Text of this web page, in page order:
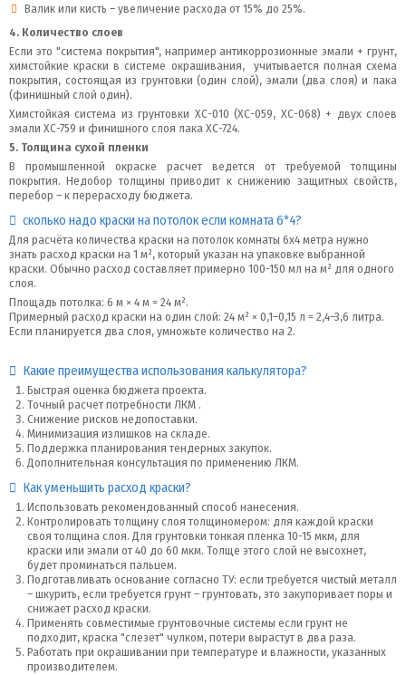
Валик или кисть – увеличение расхода от 15% до 25%.
4. Количество слоев
Если это "система покрытия", например антикоррозионные эмали + грунт,
химстойкие краски в системе окрашивания, учитывается полная схема
покрытия, состоящая из грунтовки (один слой), эмали (два слоя) и лака
(финишный слой один).
Химстойкая система из грунтовки ХС-010 (ХС-059, ХС-068) + двух слоев
эмали ХС-759 и финишного слоя лака ХС-724.
5. Толщина сухой пленки
В промышленной окраске расчет ведется от требуемой толщины
покрытия. Недобор толщины приводит к снижению защитных свойств,
перебор – к перерасходу бюджета.
сколько надо краски на потолок если комната 6*4?
Для расчёта количества краски на потолок комнаты 6x4 метра нужно
знать расход краски на 1 м², который указан на упаковке выбранной
краски. Обычно расход составляет примерно 100-150 мл на м² для одного
слоя.
Площадь потолка: 6 м × 4 м = 24 м².
Примерный расход краски на один слой: 24 м² × 0,1–0,15 л = 2,4–3,6 литра.
Если планируется два слоя, умножьте количество на 2.
Какие преимущества использования калькулятора?
Быстрая оценка бюджета проекта.
Точный расчет потребности ЛКМ .
Снижение рисков недопоставки.
Минимизация излишков на складе.
Поддержка планирования тендерных закупок.
Дополнительная консультация по применению ЛКМ.
Как уменьшить расход краски?
Использовать рекомендованный способ нанесения.
Контролировать толщину слоя толщиномером: для каждой краски
своя толщина слоя. Для грунтовки тонкая пленка 10-15 мкм, для
краски или эмали от 40 до 60 мкм. Толще этого слой не высохнет,
будет проминаться пальцем.
Подготавливать основание согласно ТУ: если требуется чистый металл
– шкурить, если требуется грунт – грунтовать, это закупоривает поры и
снижает расход краски.
Применять совместимые грунтовочные системы если грунт не
подходит, краска "слезет" чулком, потери вырастут в два раза.
Работать при окрашивании при температуре и влажности, указанных
производителем.